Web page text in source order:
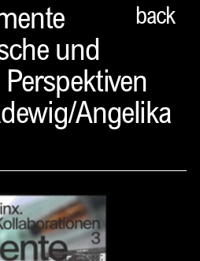
back
(0)
und
Angelika